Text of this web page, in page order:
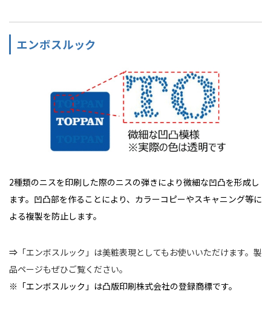
エンボスルック
2種類のニスを印刷した際のニスの弾きにより微細な凹凸を形成し
ます。凹凸部を作ることにより、カラーコピーやスキャニング等に
よる複製を防止します。
⇒ 「エンボスルック」は美粧表現としてもお使いいただけます。製
品ページもぜひご覧ください。
※「エンボスルック」は凸版印刷株式会社の登録商標です。